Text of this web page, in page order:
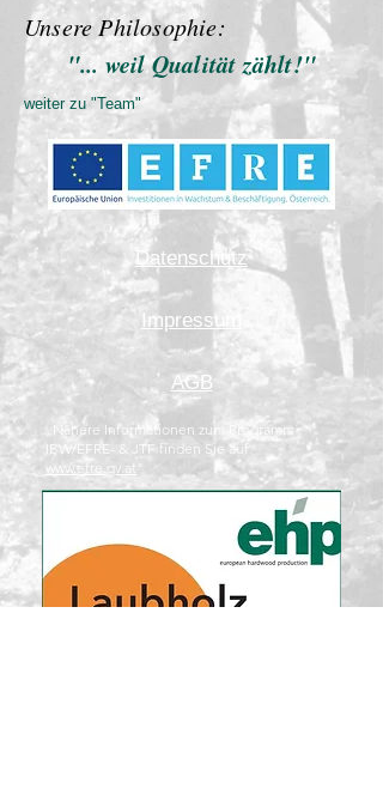
Unsere Philosophie:
"... weil Qualität zählt!"
weiter zu "Team"
Datenschutz
Impressum
AGB
„Nähere Informationen zum Programm
IBW/EFRE- & JTF finden Sie auf
www.efre.gv.at